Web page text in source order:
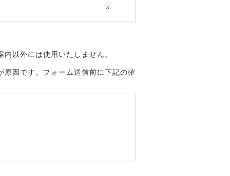
以外には使用いたしません。
因です。フォーム送信前に下記の確